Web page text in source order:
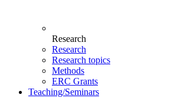
Research
Research
Research topics
Methods
ERC Grants
Teaching/Seminars